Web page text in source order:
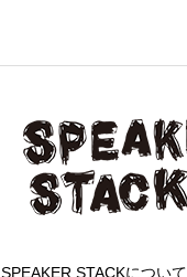
SPEAKER STACKについて